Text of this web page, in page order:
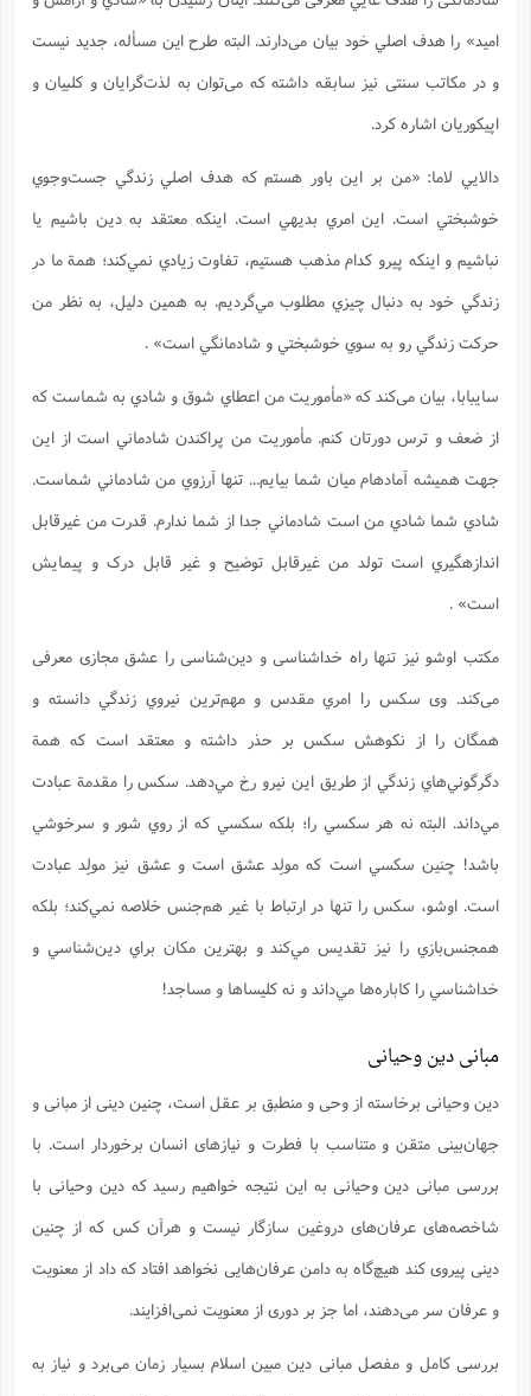
اميد» را هدف اصلي خود بیان می‌دارند. البته طرح این مسأله، جدید نیست
و در مکاتب سنتی نیز سابقه داشته که می‌توان به لذت‌گرايان و کلبيان و
اپيکوريان اشاره کرد.
دالايي لاما: «من بر اين باور هستم که هدف اصلي زندگي جست‌وجوي
خوشبختي است. اين امري بديهي است. اينکه معتقد به دين باشيم يا
نباشيم و اينکه پيرو کدام مذهب هستيم، تفاوت زيادي نمي‌کند؛ همة ما در
زندگي خود به دنبال چيزي مطلوب مي‌گرديم. به همين دليل، به نظر من
حرکت زندگي رو به سوي خوشبختي و شادمانگي است» .
سايبابا، بیان می‌کند که «مأموريت من اعطاي شوق و شادي به شماست که
از ضعف و ترس دورتان کنم. مأموريت من پراکندن شادماني است از اين
جهت هميشه آمادهام ميان شما بيايم... تنها آرزوي من شادماني شماست.
شادي شما شادي من است شادماني جدا از شما ندارم. قدرت من غيرقابل
اندازهگيري است تولد من غيرقابل توضيح و غير قابل درک و پيمايش
است» .
مکتب اوشو نیز تنها راه خداشناسی و دین‌شناسی را عشق مجازی معرفی
می‌کند. وی سکس را امري مقدس و مهم‌ترين نيروي زندگي دانسته و
همگان را از نکوهش سکس بر حذر داشته و معتقد است که همة
دگرگوني‌هاي زندگي از طريق اين نيرو رخ مي‌دهد. سکس را مقدمة عبادت
مي‌داند. البته نه هر سکسي را؛ بلکه سکسي که از روي شور و سرخوشي
باشد! چنين سکسي است که مولِد عشق است و عشق نيز مولِد عبادت
است. اوشو، سکس را تنها در ارتباط با غير هم‌جنس خلاصه نمي‌کند؛ بلکه
همجنس‌بازي را نيز تقديس مي‌کند و بهترين مکان براي دين‌شناسي و
خداشناسي را کاباره‌ها مي‌داند و نه کليساها و مساجد!
مبانی دین وحیانی
دین وحیانی برخاسته از وحی و منطبق بر عقل است، چنین دینی از مبانی و
جهان‌بینی متقن و متناسب با فطرت و نیازهای انسان برخوردار است. با
بررسی مبانی دین وحیانی به این نتیجه خواهیم رسید که دین وحیانی با
شاخصه‌های عرفان‌های دروغین سازگار نیست و هرآن کس که از چنین
دینی پیروی کند هیچ‌گاه به دامن عرفان‌هایی نخواهد افتاد که داد از معنویت
و عرفان سر می‌دهند، اما جز بر دوری از معنویت نمی‌افزایند.
بررسی کامل و مفصل مبانی دین مبین اسلام بسیار زمان می‌برد و نیاز به